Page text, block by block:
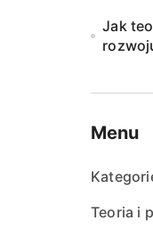
Jak
Menu
Teoria i